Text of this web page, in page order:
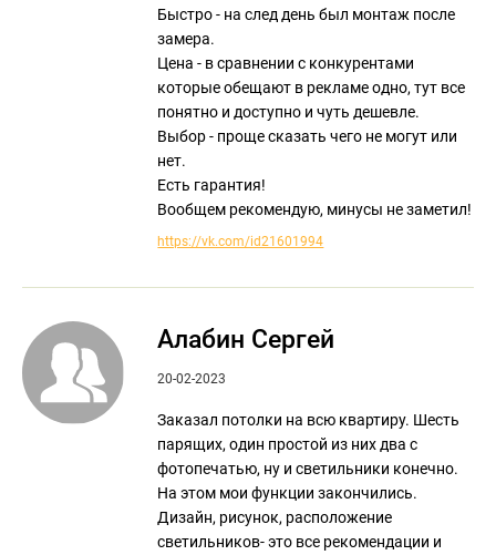
Быстро - на след день был монтаж после
замера.
Цена - в сравнении с конкурентами
которые обещают в рекламе одно, тут все
понятно и доступно и чуть дешевле.
Выбор - проще сказать чего не могут или
нет.
Есть гарантия!
Вообщем рекомендую, минусы не заметил!
https://vk.com/id21601994
Алабин Сергей
20-02-2023
Заказал потолки на всю квартиру. Шесть
парящих, один простой из них два с
фотопечатью, ну и светильники конечно.
На этом мои функции закончились.
Дизайн, рисунок, расположение
светильников- это все рекомендации и